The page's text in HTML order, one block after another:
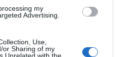
my
Advertising.
Use,
or Sharing of my